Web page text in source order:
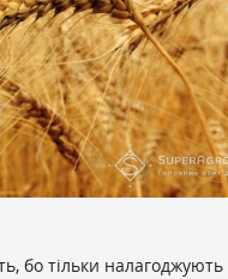
бо тільки налагоджують